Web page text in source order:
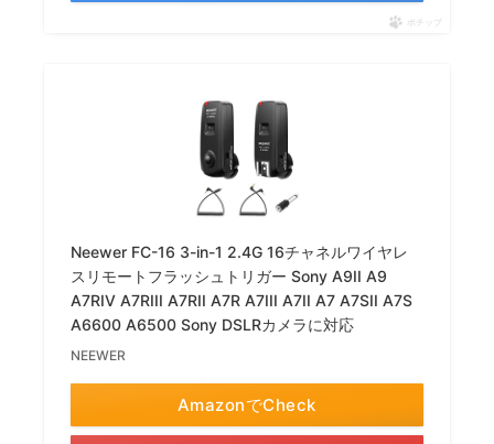
ポチップ
Neewer FC-16 3-in-1 2.4G 16チャネルワイヤレ
スリモートフラッシュトリガー Sony A9II A9
A7RIV A7RIII A7RII A7R A7III A7II A7 A7SII A7S
A6600 A6500 Sony DSLRカメラに対応
NEEWER
AmazonでCheck